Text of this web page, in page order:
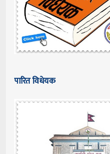
पारित विधेयक